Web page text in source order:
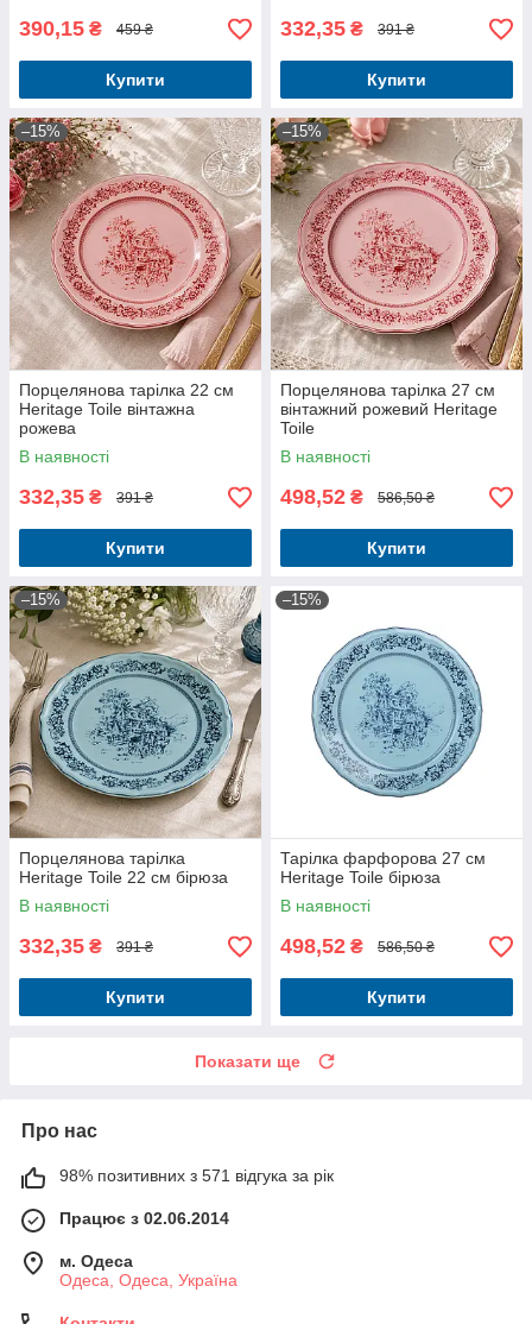
390,15 ₴ 459 ₴
Купити
332,35 ₴ 391 ₴
Купити
–15%
Порцелянова тарілка 22 см
Heritage Toile вінтажна
рожева
В наявності
332,35 ₴ 391 ₴
Купити
–15%
Порцелянова тарілка 27 см
вінтажний рожевий Heritage
Toile
В наявності
498,52 ₴ 586,50 ₴
Купити
–15%
Порцелянова тарілка
Heritage Toile 22 см бірюза
В наявності
332,35 ₴ 391 ₴
Купити
–15%
Тарілка фарфорова 27 см
Heritage Toile бірюза
В наявності
498,52 ₴ 586,50 ₴
Купити
Показати ще
Про нас
98% позитивних з 571 відгука за рік
Працює з 02.06.2014
м. Одеса
Одеса, Одеса, Україна